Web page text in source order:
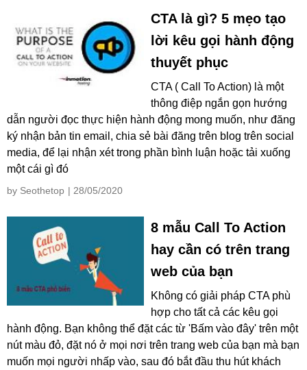
CTA là gì? 5 mẹo tạo
lời kêu gọi hành động
thuyết phục
CTA ( Call To Action) là một
thông điệp ngắn gọn hướng
dẫn người đọc thực hiện hành động mong muốn, như đăng
ký nhận bản tin email, chia sẻ bài đăng trên blog trên social
media, để lại nhận xét trong phần bình luận hoặc tải xuống
một cái gì đó
by Seothetop | 28/05/2020
8 mẫu Call To Action
hay cần có trên trang
web của bạn
Không có giải pháp CTA phù
hợp cho tất cả các kêu gọi
hành động. Bạn không thể đặt các từ 'Bấm vào đây' trên một
nút màu đỏ, đặt nó ở mọi nơi trên trang web của bạn mà bạn
muốn mọi người nhấp vào, sau đó bắt đầu thu hút khách